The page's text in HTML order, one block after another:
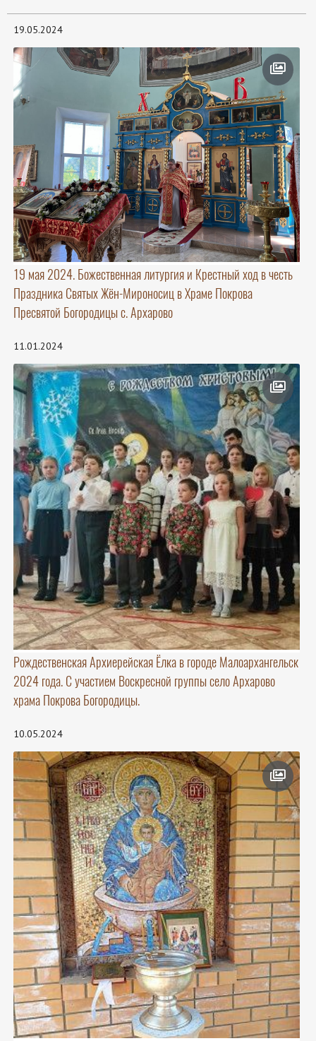
19.05.2024
19 мая 2024. Божественная литургия и Крестный ход в честь
Праздника Святых Жён-Мироносиц в Храме Покрова
Пресвятой Богородицы с. Архарово
11.01.2024
Рождественская Архиерейская Ёлка в городе Малоархангельск
2024 года. С участием Воскресной группы село Архарово
храма Покрова Богородицы.
10.05.2024